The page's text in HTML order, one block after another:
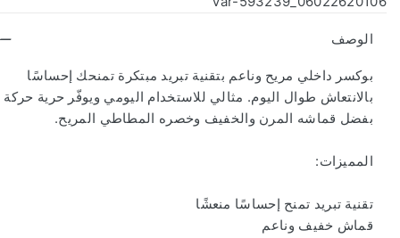
الوصف
بوكسر داخلي مريح وناعم بتقنية تبريد مبتكرة تمنحك إحساسًا
بالانتعاش طوال اليوم. مثالي للاستخدام اليومي ويوفّر حرية حركة
بفضل قماشه المرن والخفيف وخصره المطاطي المريح.
المميزات:
تقنية تبريد تمنح إحساسًا منعشًا
قماش خفيف وناعم